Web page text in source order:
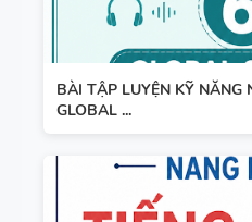
BÀI TẬP LUYỆN KỸ NĂNG
GLOBAL ...